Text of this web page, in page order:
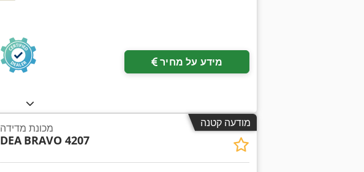
מידע על מחיר
מודעה קטנה מכונת מדידה
DEA BRAVO 4207